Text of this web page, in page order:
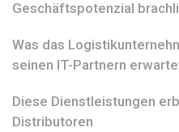
Geschäftspotenzial
Was das
seinen IT-Partnern
Diese Dienstleistungen
Distributoren